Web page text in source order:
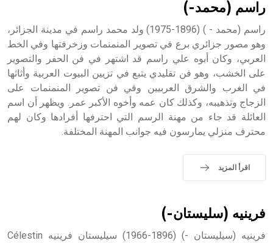
- هل تعلم أن أبجر Abgar اسم معروف جيداً يعود إلى عدد من
الملوك الذين حكموا مدينة إديسا (الرها) من أبجر الأول وحتى
التاسع، وهم ينتسبون إلى أسرة أوسروين
sign تكتب منفصلة غير متصلة، وتعتمد المبدأ الأكوروفوني،
راسم (محمد-)
راسم (محمد - ) (1896-1975) ولد محمد راسم في مدينة الجزائر،
وهو مصور جزائري برع في تصوير المنمنمات وزخرفتها وفي الخط
العربي، وكان أبوه علي راسم قد اشتهر في فن الحفر والتصوير
على الخشب، وهو فن تقليدي يتبع في تزيين البيوت العربية وأثاثها
في الغرب والشرق العربيين وفي فن تصوير المنمنمات على
الزجاج وتذهيبه، وكذلك كان عمه وأخوه الأكبر عمر. ويظهر أن اسم
العائلة قد جاء من مهنة الرسم التي احترفها أفرادها وكان لهم
محترف منزلي يمارسون فيه جوانب المهنة المختلفة.
اقرأ المزيد
فرينيه (سليستان-)
فرينيه (سيليستان -) (1896-1966) سيليستان فرينيه Célestin